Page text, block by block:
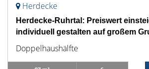
Herdecke
Herdecke-Ruhrtal: Preiswert
individuell gestalten auf großem
Doppelhaushälfte